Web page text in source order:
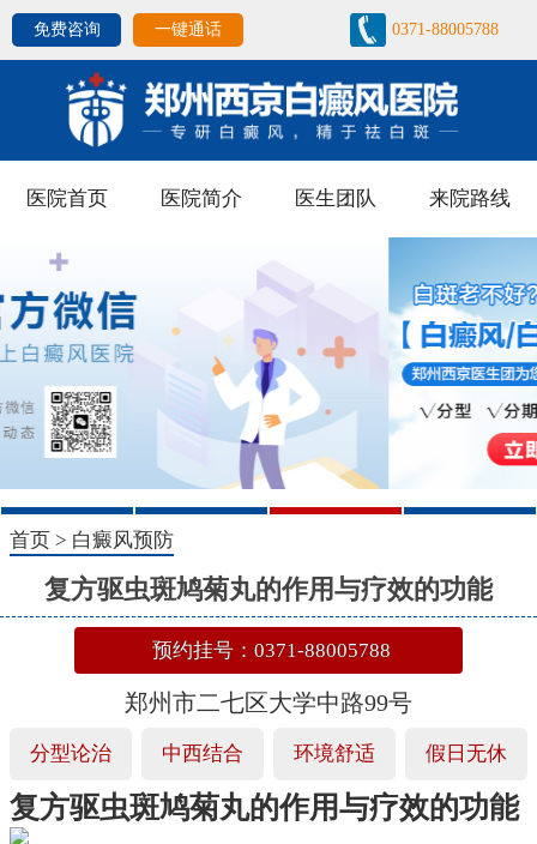
免费咨询 一键通话 0371-88005788
医院首页 医院简介 医生团队 来院路线
1 2 3 4
首页 > 白癜风预防
复方驱虫斑鸠菊丸的作用与疗效的功能
预约挂号：0371-88005788
郑州市二七区大学中路99号
分型论治 中西结合 环境舒适 假日无休
复方驱虫斑鸠菊丸的作用与疗效的功能